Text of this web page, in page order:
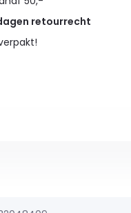
retourrecht